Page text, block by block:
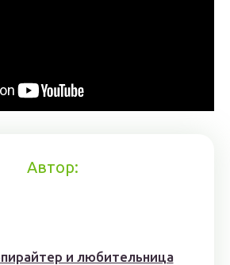
Автор:
и любительница